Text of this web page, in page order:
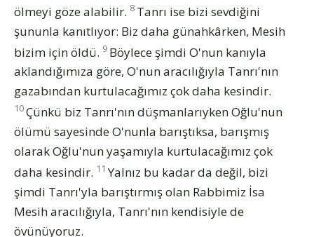
ölmeyi göze alabilir. 8 Tanrı ise bizi sevdiğini
şununla kanıtlıyor: Biz daha günahkârken, Mesih
bizim için öldü. 9 Böylece şimdi O'nun kanıyla
aklandığımıza göre, O'nun aracılığıyla Tanrı'nın
gazabından kurtulacağımız çok daha kesindir.
10Çünkü biz Tanrı'nın düşmanlarıyken Oğlu'nun
ölümü sayesinde O'nunla barıştıksa, barışmış
olarak Oğlu'nun yaşamıyla kurtulacağımız çok
daha kesindir. 11 Yalnız bu kadar da değil, bizi
şimdi Tanrı'yla barıştırmış olan Rabbimiz İsa
Mesih aracılığıyla, Tanrı'nın kendisiyle de
övünüyoruz.